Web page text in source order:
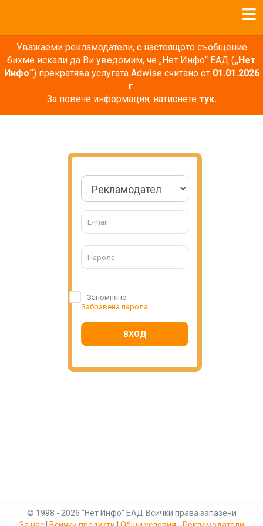
Уважаеми рекламодатели, с настоящото съобщение
бихме искали да Ви уведомим, че „Нет Инфо“ ЕАД („Нет
Инфо“) прекратява услугата Adwiseсчитано от 01.01.2026
г.
За повече информация, натиснете тук.
Запомняне
Забравена парола
ВХОД
© 1998 - 2026 "Нет Инфо" ЕАД Всички права запазени